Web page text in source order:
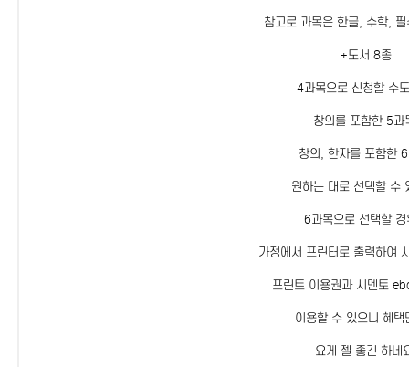
참고로 과목은 한글, 수학,
+도서 8종
4과목으로 신청할 수
창의를 포함한 5과
창의, 한자를 포함한
원하는 대로 선택할 수
6과목으로 선택할 경
가정에서 프린터로 출력하여
프린트 이용권과 시멘토
이용할 수 있으니 혜택
요게 젤 좋긴 하네